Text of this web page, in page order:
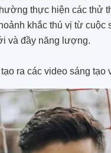
thực hiện các thử
khắc thú vị từ cuộc
và đầy năng lượng.
ra các video sáng